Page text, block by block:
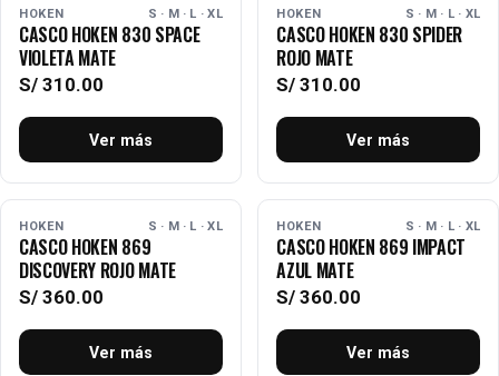
AGOTADO
HOKEN S · M · L · XL
CASCO HOKEN 830 SPACE
VIOLETA MATE
S/ 310.00
Ver más
AGOTADO
HOKEN S · M · L · XL
CASCO HOKEN 830 SPIDER
ROJO MATE
S/ 310.00
Ver más
AGOTADO
HOKEN S · M · L · XL
CASCO HOKEN 869
DISCOVERY ROJO MATE
S/ 360.00
Ver más
AGOTADO
HOKEN S · M · L · XL
CASCO HOKEN 869 IMPACT
AZUL MATE
S/ 360.00
Ver más